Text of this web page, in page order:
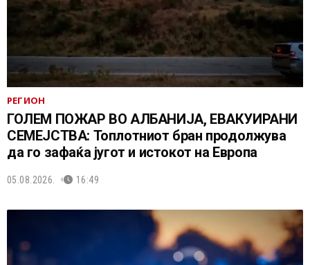
РЕГИОН
ГОЛЕМ ПОЖАР ВО АЛБАНИЈА, ЕВАКУИРАНИ
СЕМЕЈСТВА: Топлотниот бран продолжува
да го зафаќа југот и истокот на Европа
05.08.2026. 16:49